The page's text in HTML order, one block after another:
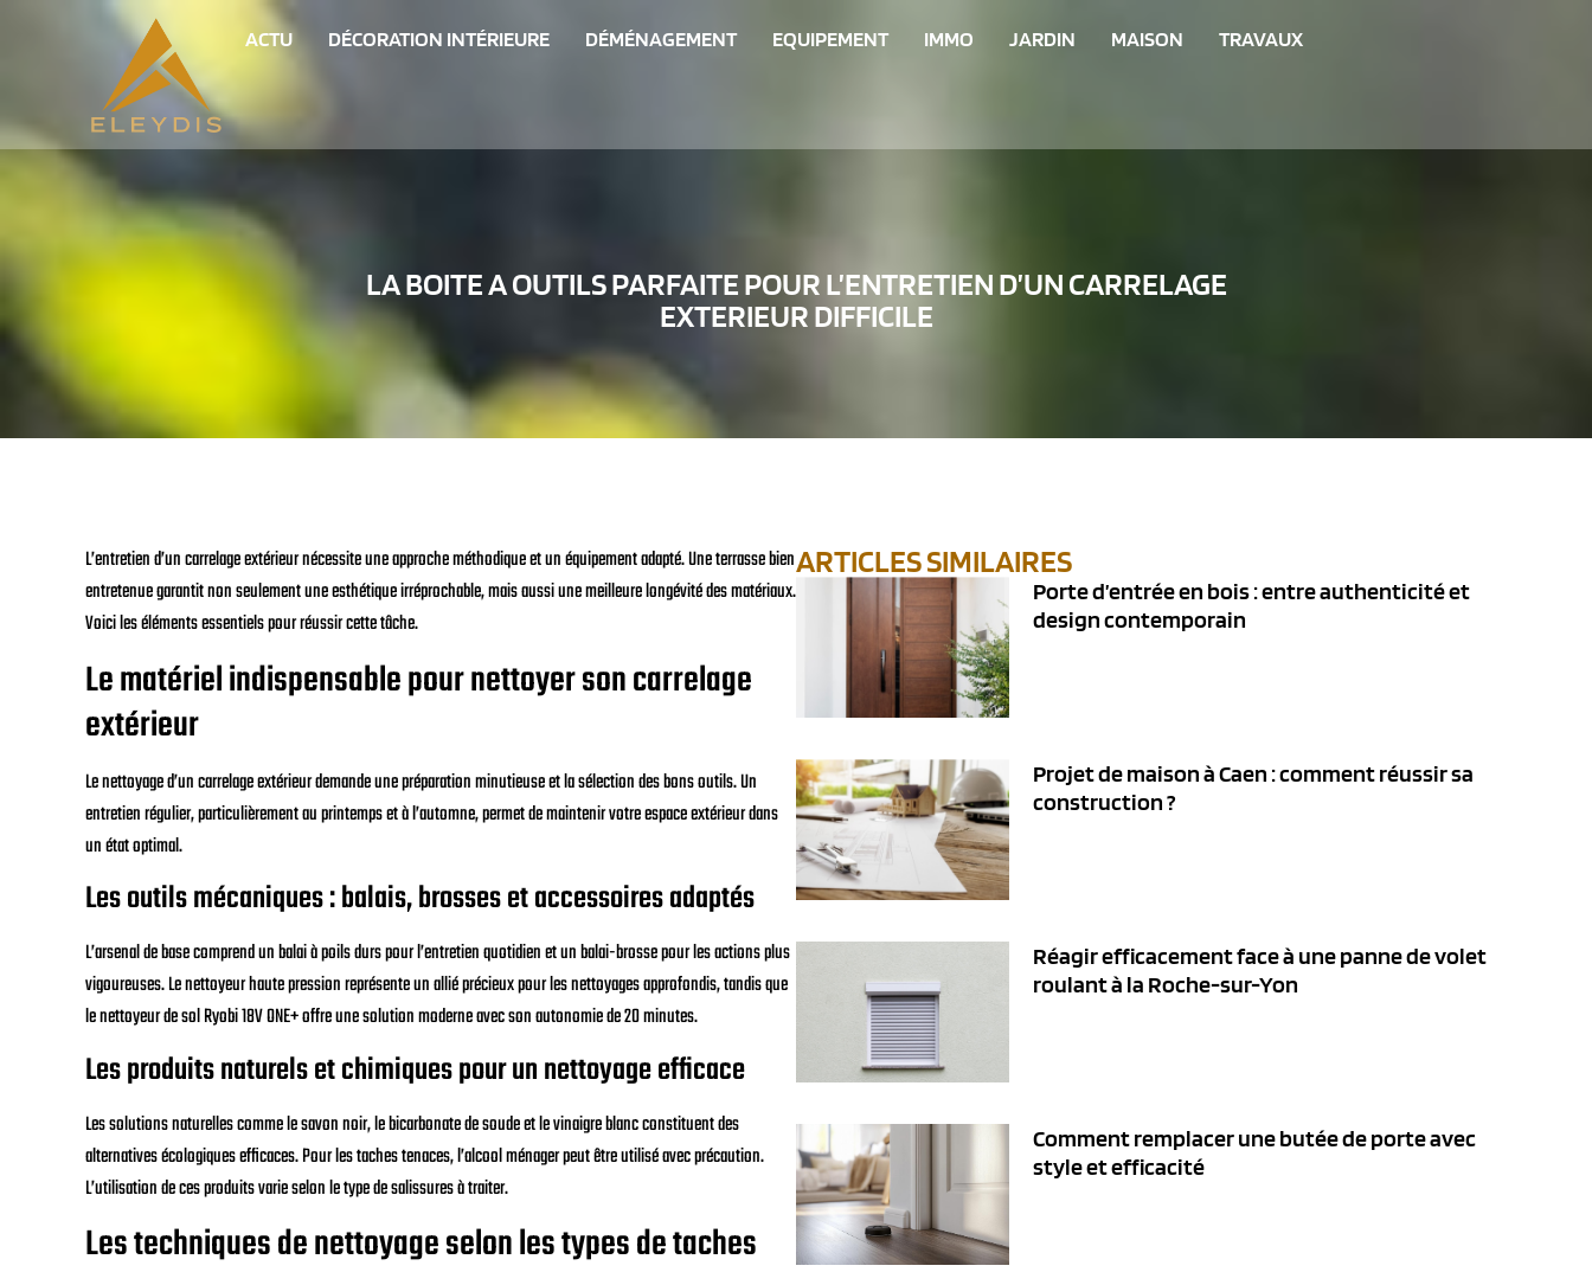
ACTU DÉCORATION INTÉRIEURE DÉMÉNAGEMENT EQUIPEMENT IMMO JARDIN MAISON TRAVAUX
LA BOITE A OUTILS PARFAITE POUR L’ENTRETIEN D’UN CARRELAGE
EXTERIEUR DIFFICILE
L’entretien d’un carrelage extérieur nécessite une approche méthodique et un équipement adapté. Une terrasse bien
entretenue garantit non seulement une esthétique irréprochable, mais aussi une meilleure longévité des matériaux.
Voici les éléments essentiels pour réussir cette tâche.
Le matériel indispensable pour nettoyer son carrelage
extérieur
Le nettoyage d’un carrelage extérieur demande une préparation minutieuse et la sélection des bons outils. Un
entretien régulier, particulièrement au printemps et à l’automne, permet de maintenir votre espace extérieur dans
un état optimal.
Les outils mécaniques : balais, brosses et accessoires adaptés
L’arsenal de base comprend un balai à poils durs pour l’entretien quotidien et un balai-brosse pour les actions plus
vigoureuses. Le nettoyeur haute pression représente un allié précieux pour les nettoyages approfondis, tandis que
le nettoyeur de sol Ryobi 18V ONE+ offre une solution moderne avec son autonomie de 20 minutes.
Les produits naturels et chimiques pour un nettoyage efficace
Les solutions naturelles comme le savon noir, le bicarbonate de soude et le vinaigre blanc constituent des
alternatives écologiques efficaces. Pour les taches tenaces, l’alcool ménager peut être utilisé avec précaution.
L’utilisation de ces produits varie selon le type de salissures à traiter.
Les techniques de nettoyage selon les types de taches
ARTICLES SIMILAIRES
Porte d’entrée en bois : entre authenticité et
design contemporain
Projet de maison à Caen : comment réussir sa
construction ?
Réagir efficacement face à une panne de volet
roulant à la Roche-sur-Yon
Comment remplacer une butée de porte avec
style et efficacité